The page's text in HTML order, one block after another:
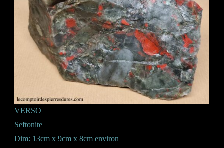
VERSO
Seftonite
Dim: 13cm x 9cm x 8cm environ